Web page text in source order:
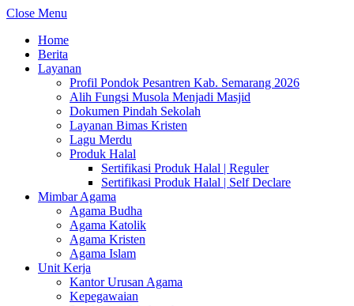
Close Menu
Home
Berita
Layanan
Profil Pondok Pesantren Kab. Semarang 2026
Alih Fungsi Musola Menjadi Masjid
Dokumen Pindah Sekolah
Layanan Bimas Kristen
Lagu Merdu
Produk Halal
Sertifikasi Produk Halal | Reguler
Sertifikasi Produk Halal | Self Declare
Mimbar Agama
Agama Budha
Agama Katolik
Agama Kristen
Agama Islam
Unit Kerja
Kantor Urusan Agama
Kepegawaian